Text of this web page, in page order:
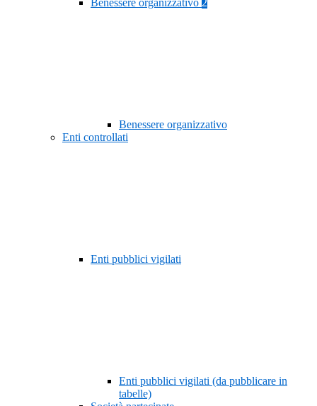
Benessere organizzativo 2
Benessere organizzativo
Enti controllati
Enti pubblici vigilati
Enti pubblici vigilati (da pubblicare in
tabelle)